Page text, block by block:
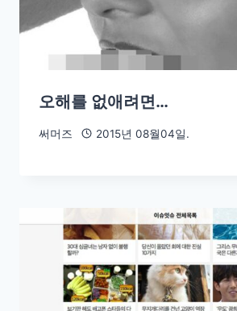
오해를 없애려면…
써머즈 2015년 08월04일.